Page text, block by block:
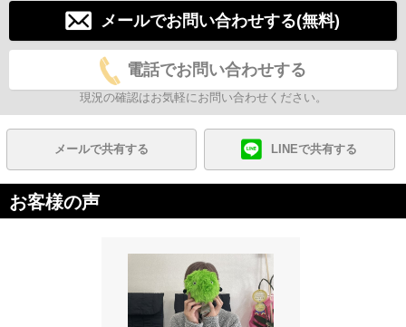
メールでお問い合わせする(無料)
電話でお問い合わせする
現況の確認はお気軽にお問い合わせください。
メールで共有する LINEで共有する
お客様の声